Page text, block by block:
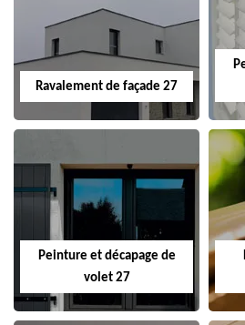
Ravalement de façade 27
Peinture et décapage de
volet 27